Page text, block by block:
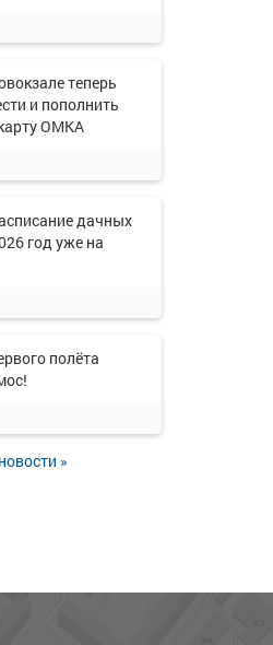
теперь
и пополнить
ОМКА
дачных
год уже на
полёта
»